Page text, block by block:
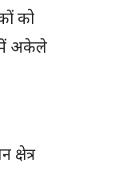
को
में अकेले